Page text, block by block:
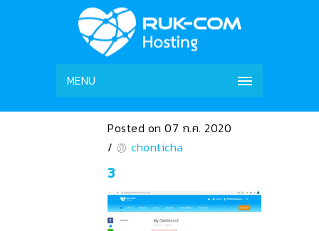
MENU
Posted on 07 ก.ค. 2020
/
chonticha
3